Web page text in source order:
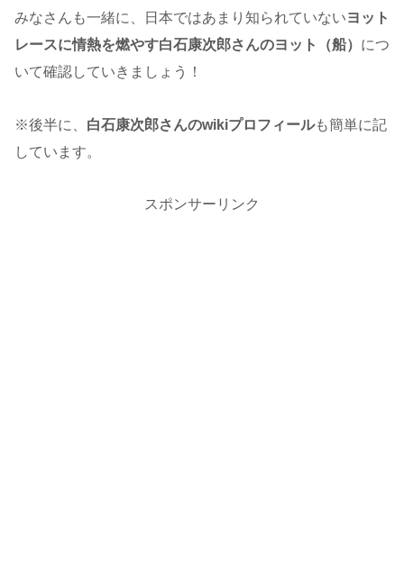
みなさんも一緒に、日本ではあまり知られていないヨット
レースに情熱を燃やす白石康次郎さんのヨット（船） につ
いて確認していきましょう！
※後半に、 白石康次郎さんのwikiプロフィールも簡単に記
しています。
スポンサーリンク